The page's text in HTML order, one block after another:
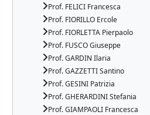
Prof. FELICI Francesca
Prof. FIORILLO Ercole
Prof. FIORLETTA Pierpaolo
Prof. FUSCO Giuseppe
Prof. GARDIN Ilaria
Prof. GAZZETTI Santino
Prof. GESINI Patrizia
Prof. GHERARDINI Stefania
Prof. GIAMPAOLI Francesca